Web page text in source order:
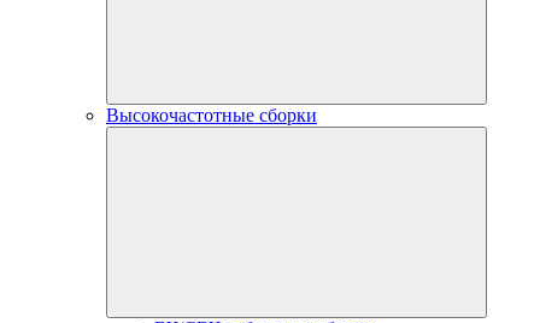
Высокочастотные сборки